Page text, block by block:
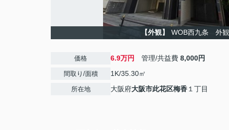
【外観】 WOB西九条 外観
価格 6.9万円 管理/共益費 8,000円
間取り/面積 1K/35.30㎡
所在地 大阪府大阪市此花区梅香 １丁目